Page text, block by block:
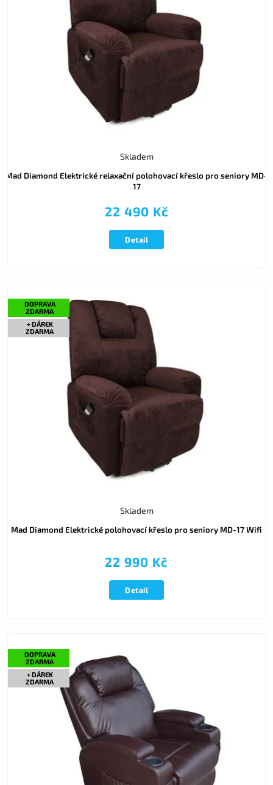
Mad Diamond Elektrické relaxační polohovací křeslo pro seniory MD-
17
Skladem
22 490 Kč
Detail
DOPRAVA
ZDARMA
+ DÁREK
ZDARMA
Mad Diamond Elektrické polohovací křeslo pro seniory MD-17 Wifi
Skladem
22 990 Kč
Detail
DOPRAVA
ZDARMA
+ DÁREK
ZDARMA